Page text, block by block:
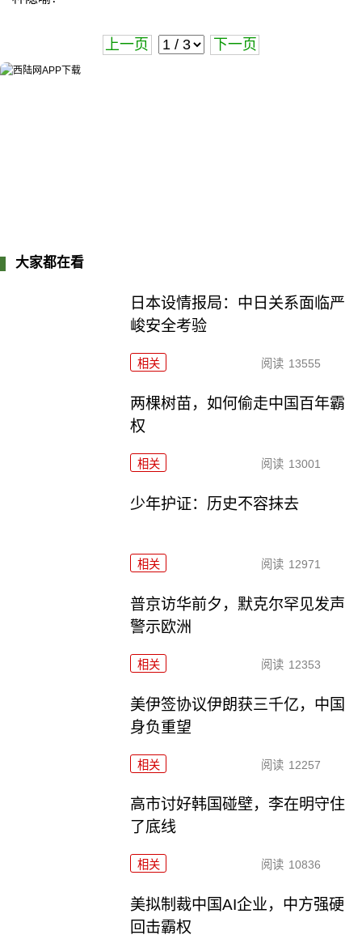
上一页 下一页
大家都在看
日本设情报局：中日关系面临严
峻安全考验
相关 阅读 13555
两棵树苗，如何偷走中国百年霸
权
相关 阅读 13001
少年护证：历史不容抹去
相关 阅读 12971
普京访华前夕，默克尔罕见发声
警示欧洲
相关 阅读 12353
美伊签协议伊朗获三千亿，中国
身负重望
相关 阅读 12257
高市讨好韩国碰壁，李在明守住
了底线
相关 阅读 10836
美拟制裁中国AI企业，中方强硬
回击霸权